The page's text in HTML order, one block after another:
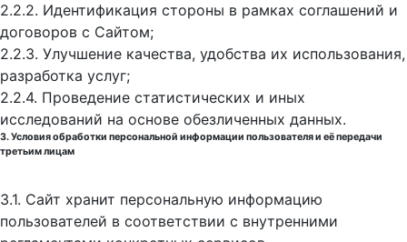
2.2.2. Идентификация стороны в рамках соглашений и
договоров с Сайтом;
2.2.3. Улучшение качества, удобства их использования,
разработка услуг;
2.2.4. Проведение статистических и иных
исследований на основе обезличенных данных.
3. Условия обработки персональной информации пользователя и её передачи
третьим лицам
3.1. Сайт хранит персональную информацию
пользователей в соответствии с внутренними